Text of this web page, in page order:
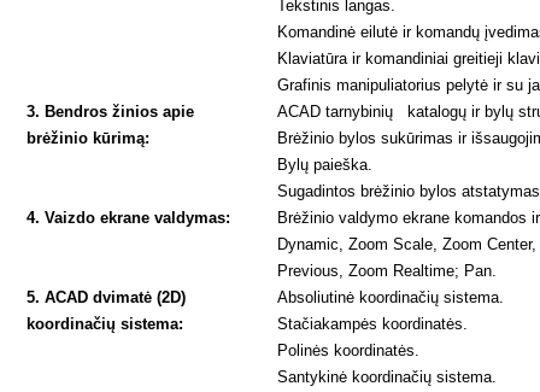
Tekstinis langas.
Komandinė eilutė ir komandų
Klaviatūra ir komandiniai greitieji
Grafinis manipuliatorius pelytė ir su
3. Bendros žinios apie
brėžinio kūrimą:
ACAD tarnybinių katalogų ir bylų
Brėžinio bylos sukūrimas ir
Bylų paieška.
Sugadintos brėžinio bylos
4. Vaizdo ekrane valdymas:
Brėžinio valdymo ekrane komandos
Dynamic, Zoom Scale, Zoom
Previous, Zoom Realtime; Pan.
5. ACAD dvimatė (2D)
koordinačių sistema:
Absoliutinė koordinačių sistema.
Stačiakampės koordinatės.
Polinės koordinatės.
Santykinė koordinačių sistema.